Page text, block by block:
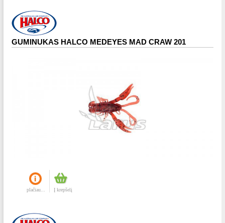
GUMINUKAS HALCO MEDEYES MAD CRAW 201
plačiau... Į krepšelį